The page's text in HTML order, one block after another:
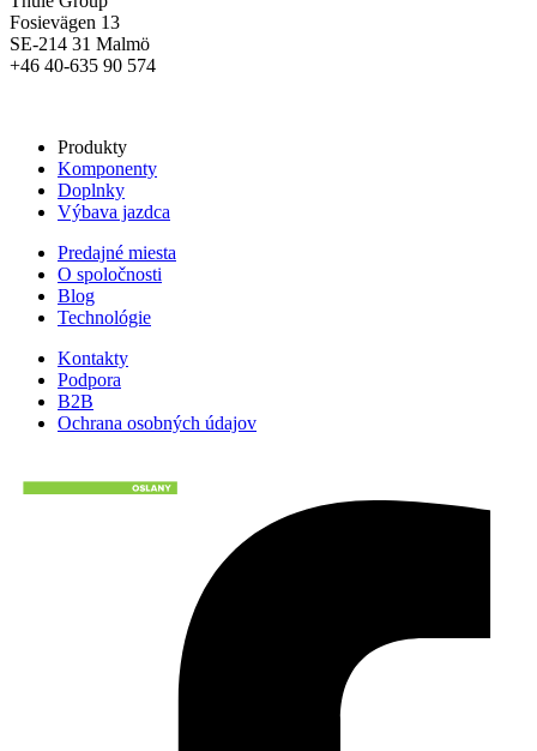
Fosievägen 13
SE-214 31 Malmö
+46 40-635 90 574
Produkty
Komponenty
Doplnky
Výbava jazdca
Predajné miesta
O spoločnosti
Blog
Technológie
Kontakty
Podpora
B2B
Ochrana osobných údajov